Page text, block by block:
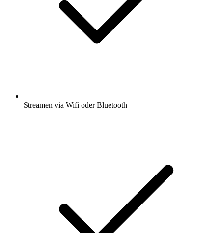
Streamen via Wifi oder Bluetooth